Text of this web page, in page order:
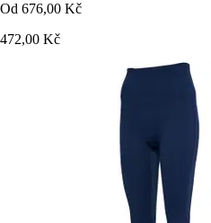
Od 676,00 Kč
472,00 Kč